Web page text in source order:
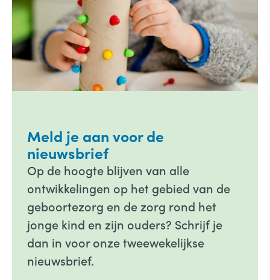
Meld je aan voor de
nieuwsbrief
Op de hoogte blijven van alle
ontwikkelingen op het gebied van de
geboortezorg en de zorg rond het
jonge kind en zijn ouders? Schrijf je
dan in voor onze tweewekelijkse
nieuwsbrief.